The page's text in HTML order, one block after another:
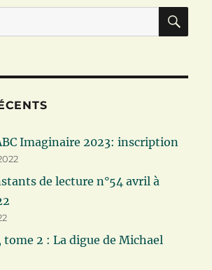
Imaginaire 2023: inscription
de lecture n°54 avril à
tome 2 : La digue de Michael